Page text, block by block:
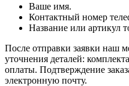
Ваше имя.
Контактный номер
Название или артикул
После отправки заявки наш
уточнения деталей:
оплаты. Подтверждение
электронную почту.